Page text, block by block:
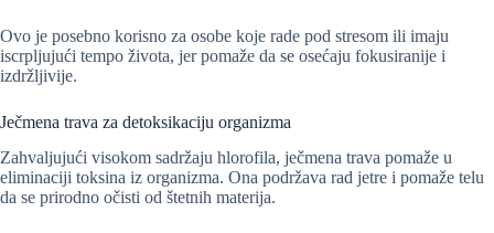
Ovo je posebno korisno za osobe koje rade pod stresom ili imaju
iscrpljujući tempo života, jer pomaže da se osećaju fokusiranije i
izdržljivije.
Ječmena trava za detoksikaciju organizma
Zahvaljujući visokom sadržaju hlorofila, ječmena trava pomaže u
eliminaciji toksina iz organizma. Ona podržava rad jetre i pomaže telu
da se prirodno očisti od štetnih materija.